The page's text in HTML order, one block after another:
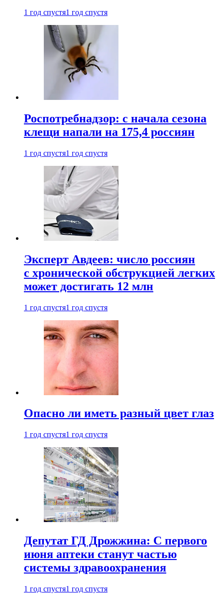
1 год спустя1 год спустя
Роспотребнадзор: с начала сезона
клещи напали на 175,4 россиян
1 год спустя1 год спустя
Эксперт Авдеев: число россиян
с хронической обструкцией легких
может достигать 12 млн
1 год спустя1 год спустя
Опасно ли иметь разный цвет глаз
1 год спустя1 год спустя
Депутат ГД Дрожжина: С первого
июня аптеки станут частью
системы здравоохранения
1 год спустя1 год спустя